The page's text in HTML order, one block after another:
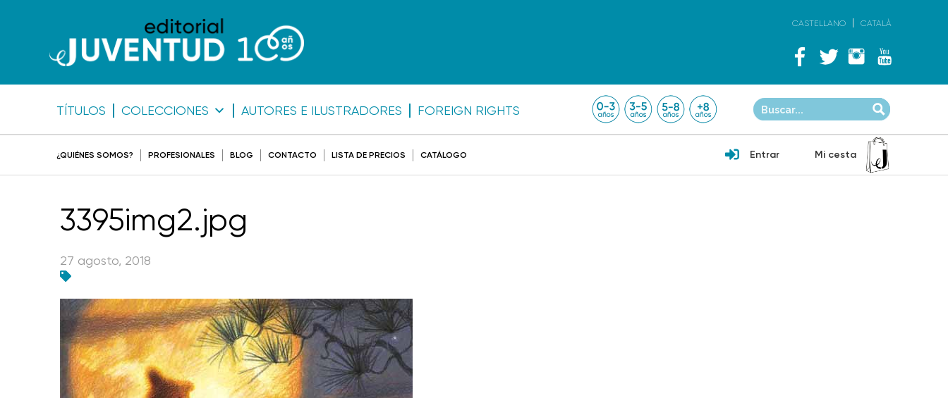
CASTELLANO CATALÀ
TÍTULOS COLECCIONES AUTORES E ILUSTRADORES FOREIGN RIGHTS
¿QUIÉNES SOMOS? PROFESIONALES BLOG CONTACTO LISTA DE PRECIOS CATÁLOGO Entrar Mi cesta
3395img2.jpg
27 agosto, 2018